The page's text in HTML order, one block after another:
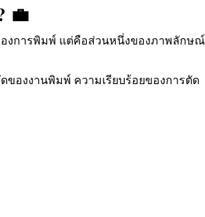
💼
รื่องการพิมพ์ แต่คือส่วนหนึ่งของภาพลักษณ์
ของงานพิมพ์ ความเรียบร้อยของการตัด